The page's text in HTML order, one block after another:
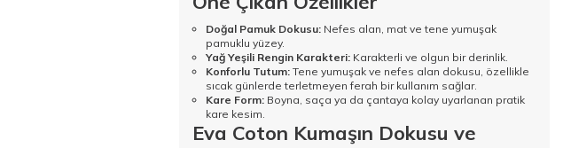
Doğal Pamuk Dokusu: Nefes alan, mat ve tene yumuşak
pamuklu yüzey.
Yağ Yeşili Rengin Karakteri: Karakterli ve olgun bir derinlik.
Konforlu Tutum: Tene yumuşak ve nefes alan dokusu, özellikle
sıcak günlerde terletmeyen ferah bir kullanım sağlar.
Kare Form: Boyna, saça ya da çantaya kolay uyarlanan pratik
kare kesim.
Eva Coton Kumaşın Dokusu ve